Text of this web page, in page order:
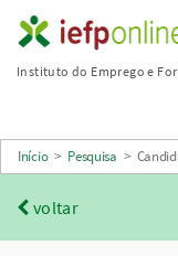
Saltar
para
principal
Instituto do Emprego e
Início > Pesquisa >
voltar